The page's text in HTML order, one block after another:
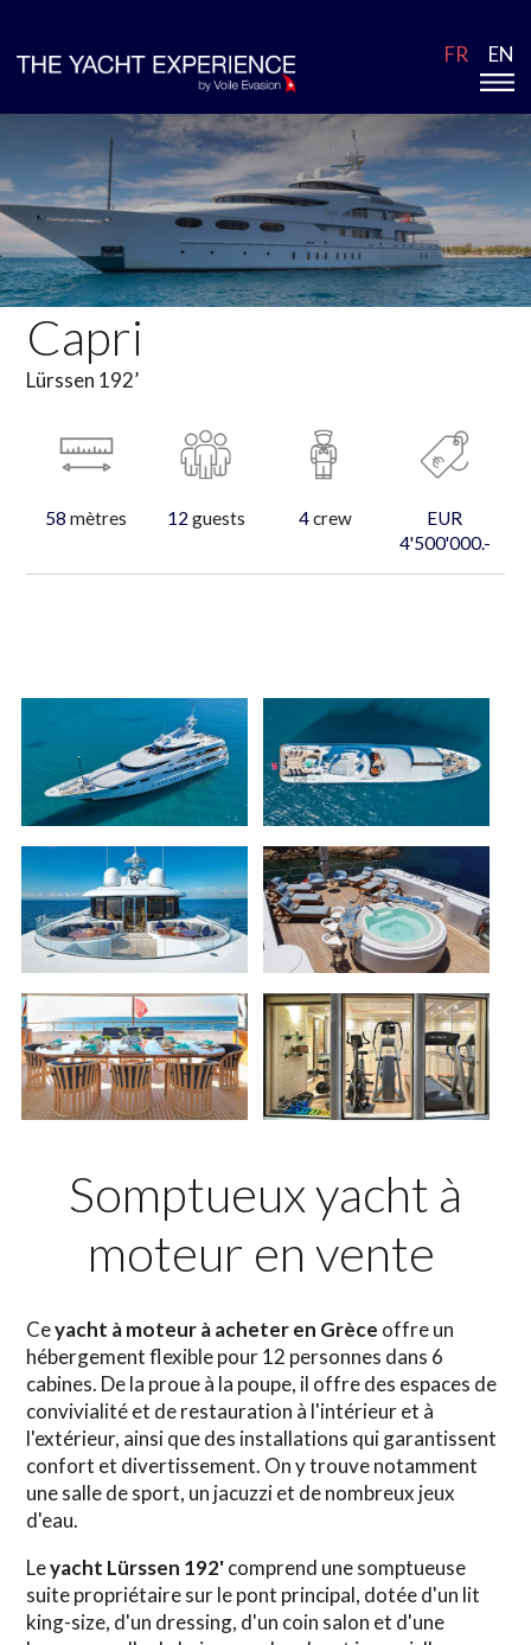
FR EN
Capri
Lürssen 192’
58 mètres 12 guests 4crew
EUR
4'500'000.-
Somptueux yacht à
moteur en vente
Ceyacht à moteurà acheter en Grèce offre un
hébergement flexible pour 12 personnes dans 6
cabines. De la proue à la poupe, il offre des espaces de
convivialité et de restauration à l'intérieur et à
l'extérieur, ainsi que des installations qui garantissent
confort et divertissement. On y trouve notamment
une salle de sport, un jacuzzi et de nombreux jeux
d'eau.
Leyacht Lürssen 192'comprend une somptueuse
suite propriétaire sur le pont principal, dotée d'un lit
king-size, d'un dressing, d'un coin salon et d'une